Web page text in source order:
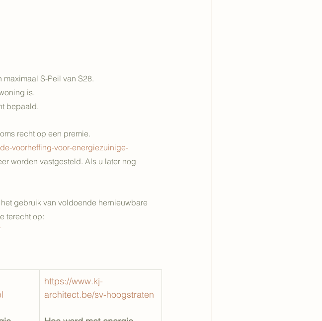
S-Peil van S28.
is.
bepaald.
recht op een premie.
voorheffing-voor-energiezuinige-
worden vastgesteld. Als u later nog
gebruik van voldoende hernieuwbare
terecht op:
https://www.kj-
architect.be/sv-hoogstraten